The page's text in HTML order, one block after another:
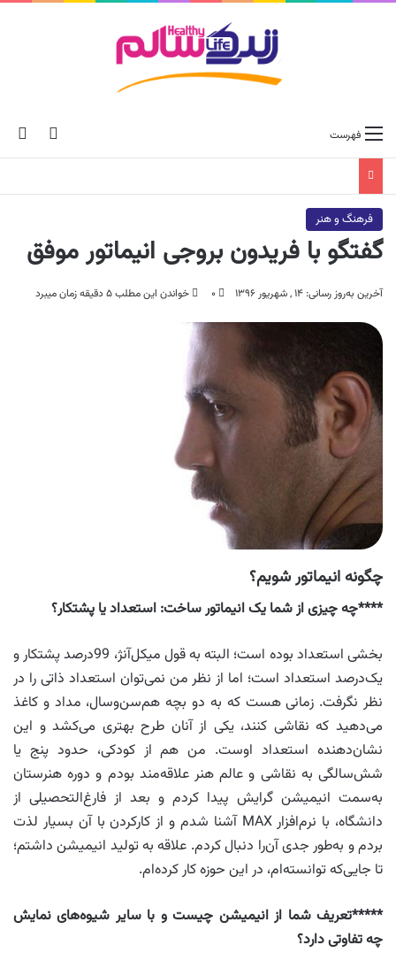
skin فهرست
فرهنگ و هنر
گفتگو با فریدون بروجی انیماتور موفق
آخرین به‌روز رسانی: ۱۴ , شهریور ۱۳۹۶ ۰ خواندن این مطلب ۵ دقیقه زمان میبرد
چگونه انیماتور شویم؟
****چه چیزی از شما یک انیماتور ساخت: استعداد یا پشتکار؟
بخشی استعداد بوده است؛ البته به قول میکل‌آنژ، 99درصد پشتکار و
یک‌درصد استعداد است؛ اما از نظر من نمی‌توان استعداد ذاتی را در
نظر نگرفت. زمانی هست که به دو بچه هم‌سن‌وسال، مداد و کاغذ
می‌دهید که نقاشی کنند، یکی از آنان طرح بهتری می‌کشد و این
نشان‌دهنده استعداد اوست. من هم از کودکی، حدود پنج یا
شش‌سالگی به نقاشی و عالم هنر علاقه‌مند بودم و دوره هنرستان
به‌سمت انیمیشن گرایش پیدا کردم و بعد از فارغ‌التحصیلی از
دانشگاه، با نرم‌افزار MAX آشنا شدم و از کارکردن با آن بسیار لذت
بردم و به‌طور جدی آن‌را دنبال کردم. علاقه به تولید انیمیشن داشتم؛
تا جایی‌که توانسته‌ام، در این حوزه کار کرده‌ام.
*****تعریف شما از انیمیشن چیست و با سایر شیوه‌های نمایش
چه تفاوتی دارد؟